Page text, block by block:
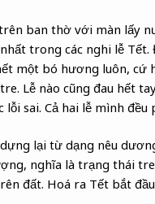
ban thờ với màn lấy
trong các nghi lễ
một bó hương luôn,
Lễ nào cũng đau hết
lỗi sai. Cả hai lễ mình
lại từ dạng nêu
nghĩa là trạng thái
đất. Hoá ra Tết bắt